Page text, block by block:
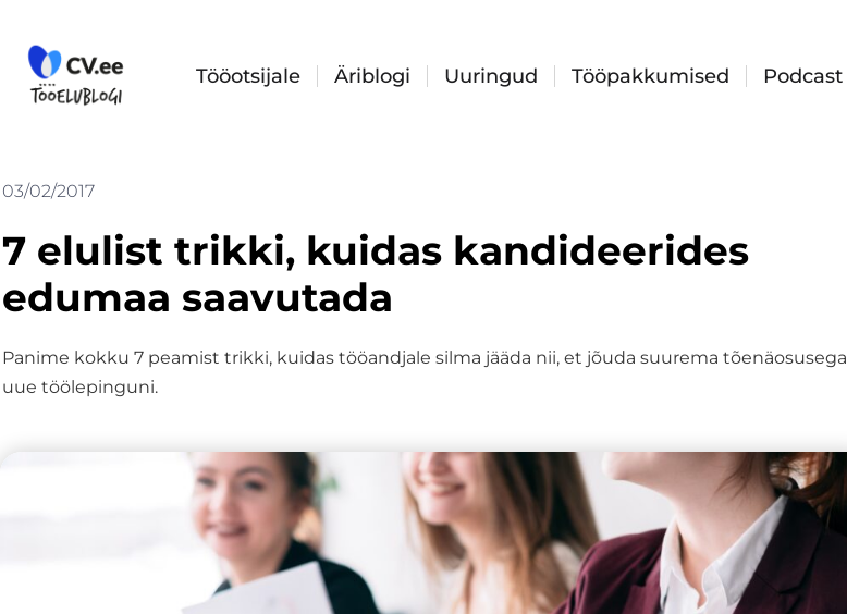
content
Tööotsijale Äriblogi Uuringud Tööpakkumised Podcast
03/02/2017
7 elulist trikki, kuidas kandideerides
edumaa saavutada
Panime kokku 7 peamist trikki, kuidas tööandjale silma jääda nii, et jõuda suurema tõenäosusega
uue töölepinguni.